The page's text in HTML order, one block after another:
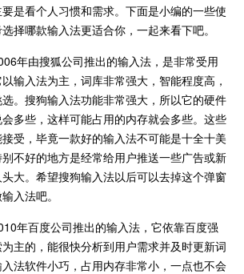
是看个人习惯和需求。下面是小编的一些使
择哪款输入法更适合你，一起来看下吧。
年由搜狐公司推出的输入法，是非常受用
输入法为主，词库非常强大，智能程度高，
。搜狗输入法功能非常强大，所以它的硬件
多些，这样可能占用的内存就会多些。这些
受，毕竟一款好的输入法不可能是十全十美
不好的地方是经常给用户推送一些广告或新
大。希望搜狗输入法以后可以去掉这个弹窗
入法吧。
年百度公司推出的输入法，它依靠百度强
主的，能很快分析到用户需求并及时更新词
法软件小巧，占用内存非常小，一点也不会